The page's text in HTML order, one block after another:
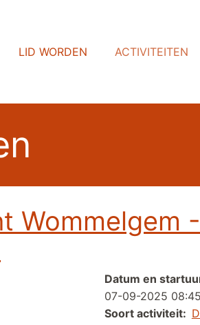
LID WORDEN ACTIVITEITEN
Wommelgem
Datum en
07-09-2025 08:45
Soort activiteit